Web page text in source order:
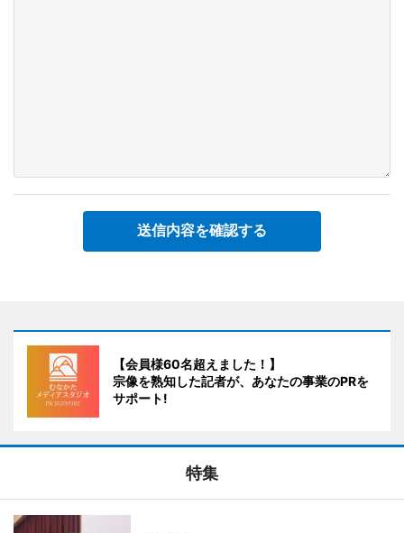
送信内容を確認する
【会員様60名超えました！】
宗像を熟知した記者が、あなたの事業のPRを
サポート!
特集